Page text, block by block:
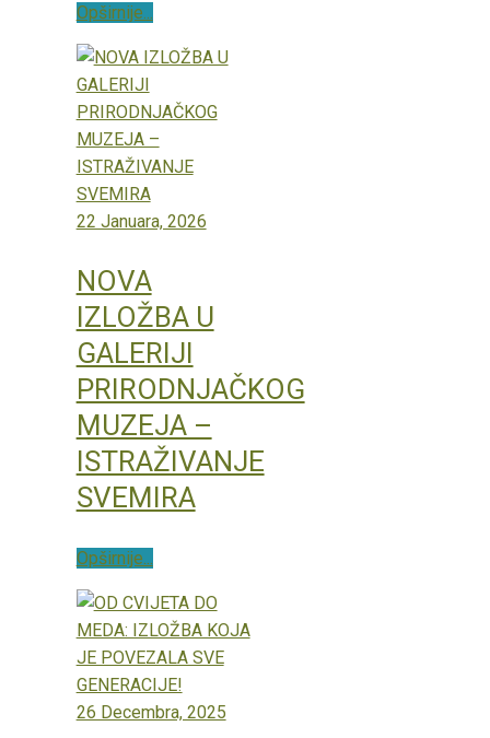
Opširnije...
22 Januara, 2026
NOVA
IZLOŽBA U
GALERIJI
PRIRODNJAČKOG
MUZEJA –
ISTRAŽIVANJE
SVEMIRA
Opširnije...
26 Decembra, 2025